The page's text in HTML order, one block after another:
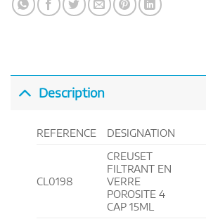
Description
REFERENCE DESIGNATION
CL0198
CREUSET
FILTRANT EN
VERRE
POROSITE 4
CAP 15ML